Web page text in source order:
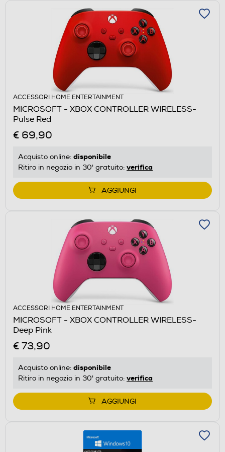
ACCESSORI HOME ENTERTAINMENT
MICROSOFT - XBOX CONTROLLER WIRELESS-
Pulse Red
€ 69,90
Acquisto online: disponibile
Ritiro in negozio in 30' gratuito: verifica
AGGIUNGI
ACCESSORI HOME ENTERTAINMENT
MICROSOFT - XBOX CONTROLLER WIRELESS-
Deep Pink
€ 73,90
Acquisto online: disponibile
Ritiro in negozio in 30' gratuito: verifica
AGGIUNGI